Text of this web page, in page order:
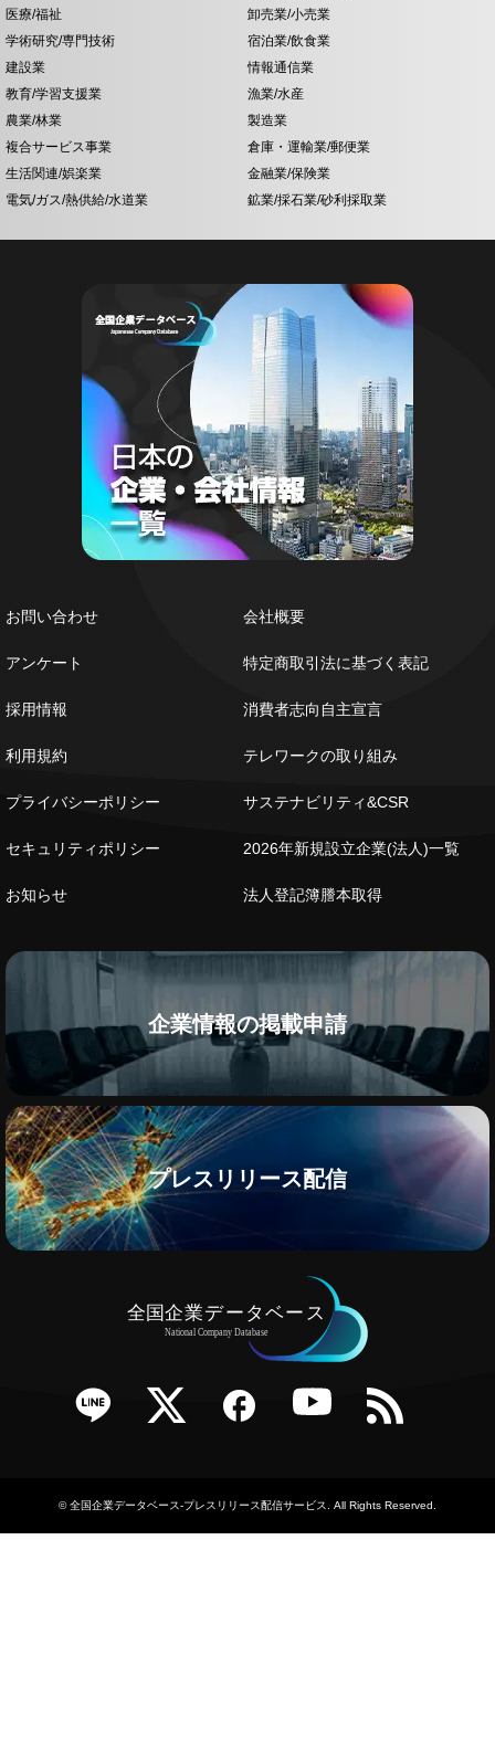
医療/福祉
卸売業/小売業
学術研究/専門技術
宿泊業/飲食業
建設業
情報通信業
教育/学習支援業
漁業/水産
農業/林業
製造業
複合サービス事業
倉庫・運輸業/郵便業
生活関連/娯楽業
金融業/保険業
電気/ガス/熱供給/水道業
鉱業/採石業/砂利採取業
お問い合わせ
アンケート
採用情報
利用規約
プライバシーポリシー
セキュリティポリシー
お知らせ
会社概要
特定商取引法に基づく表記
消費者志向自主宣言
テレワークの取り組み
サステナビリティ&CSR
2026年新規設立企業(法人)一覧
法人登記簿謄本取得
企業情報の掲載申請
プレスリリース配信
Twitter Facebook YouTube RSS
©全国企業データベース-プレスリリース配信サービス . All Rights Reserved.